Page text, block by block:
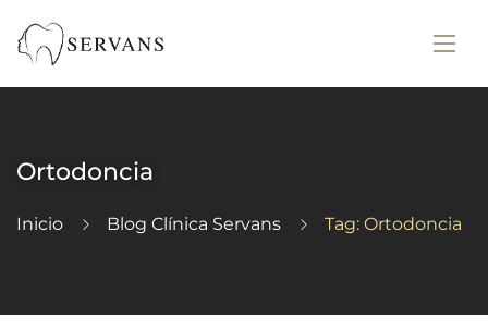
Ortodoncia
Inicio Blog Clínica Servans Tag: Ortodoncia